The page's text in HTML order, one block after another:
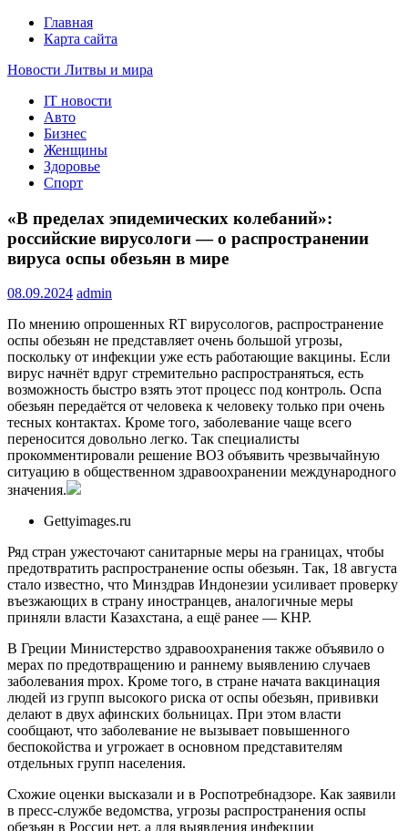
Главная
Карта сайта
Новости Литвы и мира
Свежие события и главные новости часа Литвы и мира на
портале EUROLITVA.RU
IT новости
Авто
Бизнес
Женщины
Здоровье
Спорт
«В пределах эпидемических колебаний»:
российские вирусологи — о распространении
вируса оспы обезьян в мире
08.09.2024 admin
По мнению опрошенных RT вирусологов, распространение
оспы обезьян не представляет очень большой угрозы,
поскольку от инфекции уже есть работающие вакцины. Если
вирус начнёт вдруг стремительно распространяться, есть
возможность быстро взять этот процесс под контроль. Оспа
обезьян передаётся от человека к человеку только при очень
тесных контактах. Кроме того, заболевание чаще всего
переносится довольно легко. Так специалисты
прокомментировали решение ВОЗ объявить чрезвычайную
ситуацию в общественном здравоохранении международного
значения.
Gettyimages.ru
Ряд стран ужесточают санитарные меры на границах, чтобы
предотвратить распространение оспы обезьян. Так, 18 августа
стало известно, что Минздрав Индонезии усиливает проверку
въезжающих в страну иностранцев, аналогичные меры
приняли власти Казахстана, а ещё ранее — КНР.
В Греции Министерство здравоохранения также объявило о
мерах по предотвращению и раннему выявлению случаев
заболевания mpox. Кроме того, в стране начата вакцинация
людей из групп высокого риска от оспы обезьян, прививки
делают в двух афинских больницах. При этом власти
сообщают, что заболевание не вызывает повышенного
беспокойства и угрожает в основном представителям
отдельных групп населения.
Схожие оценки высказали и в Роспотребнадзоре. Как заявили
в пресс-службе ведомства, угрозы распространения оспы
обезьян в России нет, а для выявления инфекции